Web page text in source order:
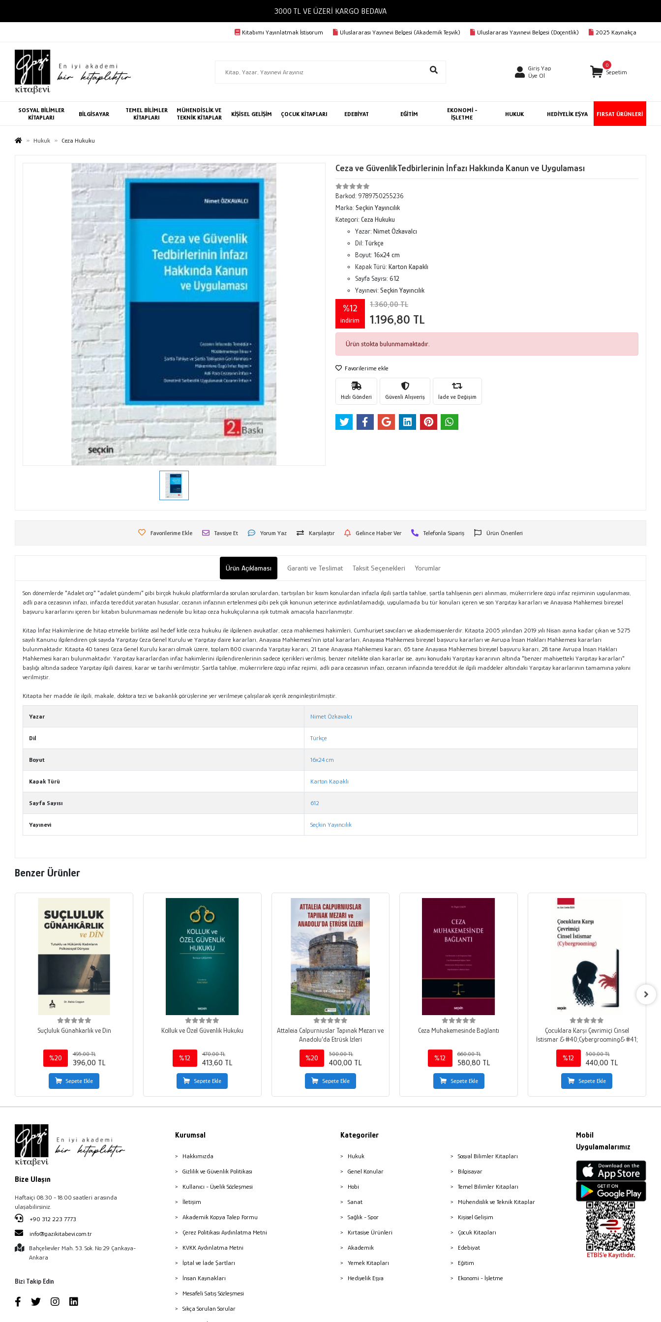
3000 TL VE ÜZERİ KARGO BEDAVA
Kitabımı Yayınlatmak İstiyorum Uluslararası Yayınevi Belgesi (Akademik Teşvik) Uluslararası Yayınevi Belgesi (Doçentlik) 2025 Kaynakça
Giriş Yap
Üye Ol
0
Sepetim
SOSYAL BİLİMLER
KİTAPLARI
BİLGİSAYAR
TEMEL BİLİMLER
KİTAPLARI
MÜHENDİSLİK VE
TEKNİK KİTAPLAR
KİŞİSEL GELİŞİM ÇOCUK KİTAPLARI EDEBİYAT EĞİTİM
EKONOMİ -
İŞLETME
HUKUK HEDİYELİK EŞYA FIRSAT ÜRÜNLERİ
Hukuk Ceza Hukuku
Ceza ve GüvenlikTedbirlerinin İnfazı Hakkında Kanun ve Uygulaması
Barkod: 9789750255236
Marka: Seçkin Yayıncılık
Kategori: Ceza Hukuku
Yazar: Nimet Özkavalcı
Dil: Türkçe
Boyut: 16x24 cm
Kapak Türü: Karton Kapaklı
Sayfa Sayısı: 612
Yayınevi: Seçkin Yayıncılık
%12
indirim
1.360,00 TL
1.196,80 TL
Ürün stokta bulunmamaktadır.
Favorilerime ekle
Hızlı Gönderi Güvenli Alışveriş İade ve Değişim
Favorilerime Ekle Tavsiye Et Yorum Yaz Karşılaştır Gelince Haber Ver Telefonla Sipariş Ürün Önerileri
Ürün Açıklaması Garanti ve Teslimat Taksit Seçenekleri Yorumlar
Son dönemlerde "Adalet org" "adalet gündemi" gibi birçok hukuki platformlarda sorulan sorulardan, tartışılan bir kısım konulardan infazla ilgili şartla tahliye, şartla tahliyenin geri alınması, mükerrirlere özgü infaz rejiminin uygulanması,
adli para cezasının infazı, infazda tereddüt yaratan hususlar, cezanın infazının ertelenmesi gibi pek çok konunun yeterince aydınlatılamadığı, uygulamada bu tür konuları içeren ve son Yargıtay kararları ve Anayasa Mahkemesi bireysel
başvuru kararlarını içeren bir kitabın bulunmaması nedeniyle bu kitap ceza hukukçularına ışık tutmak amacıyla hazırlanmıştır.
Kitap İnfaz Hakimlerine de hitap etmekle birlikte asıl hedef kitle ceza hukuku ile ilgilenen avukatlar, ceza mahkemesi hakimleri, Cumhuriyet savcıları ve akademisyenlerdir. Kitapta 2005 yılından 2019 yılı Nisan ayına kadar çıkan ve 5275
sayılı Kanunu ilgilendiren çok sayıda Yargıtay Ceza Genel Kurulu ve Yargıtay daire kararları, Anayasa Mahkemesi'nin iptal kararları, Anayasa Mahkemesi bireysel başvuru kararları ve Avrupa İnsan Hakları Mahkemesi kararları
bulunmaktadır. Kitapta 40 tanesi Ceza Genel Kurulu kararı olmak üzere, toplam 800 civarında Yargıtay kararı, 21 tane Anayasa Mahkemesi kararı, 65 tane Anayasa Mahkemesi bireysel başvuru kararı, 28 tane Avrupa İnsan Hakları
Mahkemesi kararı bulunmaktadır. Yargıtay kararlardan infaz hakimlerini ilgilendirenlerinin sadece içerikleri verilmiş, benzer nitelikte olan kararlar ise, aynı konudaki Yargıtay kararının altında "benzer mahiyetteki Yargıtay kararları"
başlığı altında sadece Yargıtay ilgili dairesi, karar ve tarihi verilmiştir. Şartla tahliye, mükerrirlere özgü infaz rejimi, adli para cezasının infazı, cezanın infazında tereddüt ile ilgili maddeler altındaki Yargıtay kararlarının tamamına yakını
verilmiştir.
Kitapta her madde ile ilgili, makale, doktora tezi ve bakanlık görüşlerine yer verilmeye çalışılarak içerik zenginleştirilmiştir.
Yazar Nimet Özkavalcı
Dil Türkçe
Boyut 16x24 cm
Kapak Türü Karton Kapaklı
Sayfa Sayısı 612
Yayınevi Seçkin Yayıncılık
Benzer Ürünler
Suçluluk Günahkarlık ve Din
%20
495,00 TL
396,00 TL
Sepete Ekle
Kolluk ve Özel Güvenlik Hukuku
%12
470,00 TL
413,60 TL
Sepete Ekle
Attaleia Calpurniuslar Tapınak Mezarı ve
Anadolu’da Etrüsk İzleri
%20
500,00 TL
400,00 TL
Sepete Ekle
Ceza Muhakemesinde Bağlantı
%12
660,00 TL
580,80 TL
Sepete Ekle
Çocuklara Karşı Çevrimiçi Cinsel
İstismar &#40;Cybergrooming&#41;
%12
500,00 TL
440,00 TL
Sepete Ekle
Bize Ulaşın
Haftaiçi 08:30 - 18:00 saatleri arasında
ulaşabilirsiniz.
+90 312 223 7773
info@gazikitabevi.com.tr
Bahçelievler Mah. 53. Sok. No:29 Çankaya-
Ankara
Bizi Takip Edin
Kurumsal
Hakkımızda
Gizlilik ve Güvenlik Politikası
Kullanıcı - Üyelik Sözleşmesi
İletişim
Akademik Kopya Talep Formu
Çerez Politikası Aydınlatma Metni
KVKK Aydınlatma Metni
İptal ve İade Şartları
İnsan Kaynakları
Mesafeli Satış Sözleşmesi
Sıkça Sorulan Sorular
Kategoriler
Hukuk
Genel Konular
Hobi
Sanat
Sağlık - Spor
Kırtasiye Ürünleri
Akademik
Yemek Kitapları
Hediyelik Eşya
Sosyal Bilimler Kitapları
Bilgisayar
Temel Bilimler Kitapları
Mühendislik ve Teknik Kitaplar
Kişisel Gelişim
Çocuk Kitapları
Edebiyat
Eğitim
Ekonomi - İşletme
Mobil
Uygulamalarımız